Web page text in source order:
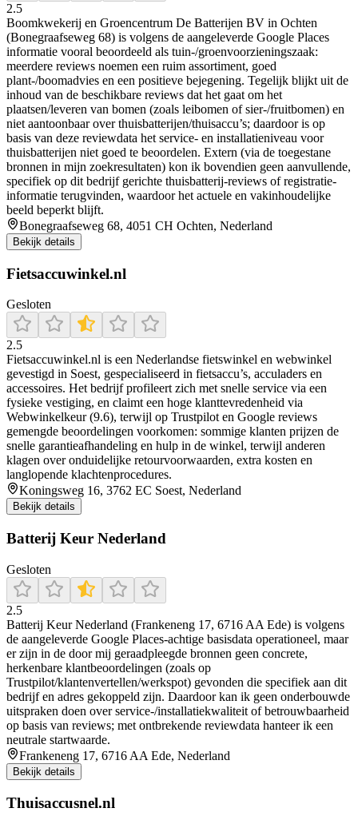
2.5
Boomkwekerij en Groencentrum De Batterijen BV in Ochten
(Bonegraafseweg 68) is volgens de aangeleverde Google Places
informatie vooral beoordeeld als tuin-/groenvoorzieningszaak:
meerdere reviews noemen een ruim assortiment, goed
plant-/boomadvies en een positieve bejegening. Tegelijk blijkt uit de
inhoud van de beschikbare reviews dat het gaat om het
plaatsen/leveren van bomen (zoals leibomen of sier-/fruitbomen) en
niet aantoonbaar over thuisbatterijen/thuisaccu’s; daardoor is op
basis van deze reviewdata het service- en installatieniveau voor
thuisbatterijen niet goed te beoordelen. Extern (via de toegestane
bronnen in mijn zoekresultaten) kon ik bovendien geen aanvullende,
specifiek op dit bedrijf gerichte thuisbatterij-reviews of registratie-
informatie terugvinden, waardoor het actuele en vakinhoudelijke
beeld beperkt blijft.
Bonegraafseweg 68, 4051 CH Ochten, Nederland
Bekijk details
Fietsaccuwinkel.nl
Gesloten
2.5
Fietsaccuwinkel.nl is een Nederlandse fietswinkel en webwinkel
gevestigd in Soest, gespecialiseerd in fietsaccu’s, acculaders en
accessoires. Het bedrijf profileert zich met snelle service via een
fysieke vestiging, en claimt een hoge klanttevredenheid via
Webwinkelkeur (9.6), terwijl op Trustpilot en Google reviews
gemengde beoordelingen voorkomen: sommige klanten prijzen de
snelle garantieafhandeling en hulp in de winkel, terwijl anderen
klagen over onduidelijke retourvoorwaarden, extra kosten en
langlopende klachtenprocedures.
Koningsweg 16, 3762 EC Soest, Nederland
Bekijk details
Batterij Keur Nederland
Gesloten
2.5
Batterij Keur Nederland (Frankeneng 17, 6716 AA Ede) is volgens
de aangeleverde Google Places-achtige basisdata operationeel, maar
er zijn in de door mij geraadpleegde bronnen geen concrete,
herkenbare klantbeoordelingen (zoals op
Trustpilot/klantenvertellen/werkspot) gevonden die specifiek aan dit
bedrijf en adres gekoppeld zijn. Daardoor kan ik geen onderbouwde
uitspraken doen over service-/installatiekwaliteit of betrouwbaarheid
op basis van reviews; met ontbrekende reviewdata hanteer ik een
neutrale startwaarde.
Frankeneng 17, 6716 AA Ede, Nederland
Bekijk details
Thuisaccusnel.nl